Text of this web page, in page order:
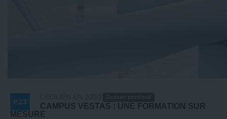
P.23
CAMPUS VESTAS : UNE FORMATION SUR
MESURE